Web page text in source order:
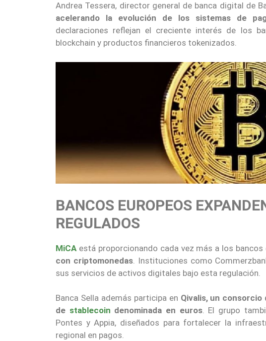
Andrea Tessera, director general de banca digital de
acelerando la evolución de los sistemas de
declaraciones reflejan el creciente interés de los
blockchain y productos financieros tokenizados.
BANCOS EUROPEOS
REGULADOS
MiCA está proporcionando cada vez más a los bancos
con criptomonedas. Instituciones como
sus servicios de activos digitales bajo esta regulación.
Banca Sella además participa en Qivalis, un
de stablecoin denominada en euros. El grupo
Pontes y Appia, diseñados para fortalecer la
regional en pagos.